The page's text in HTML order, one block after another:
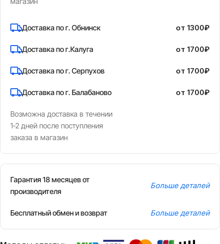
Доставка по г. Обнинск
Доставка по г.Калуга
Доставка по г. Серпухов
Доставка по г. Балабаново
Возможна доставка в течении
1-2 дней после поступления
заказа в магазин
от 1300₽
от 1700₽
от 1700₽
от 1700₽
Гарантия 18 месяцев от
производителя
Больше деталей
Бесплатный обмен и возврат Больше деталей